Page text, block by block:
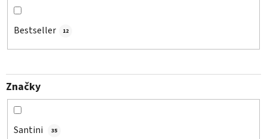
Bestseller 12
Značky
Santini 35